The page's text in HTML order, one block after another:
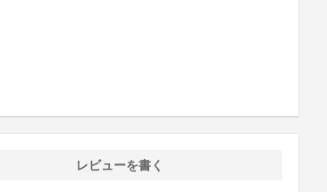
レビューを書く